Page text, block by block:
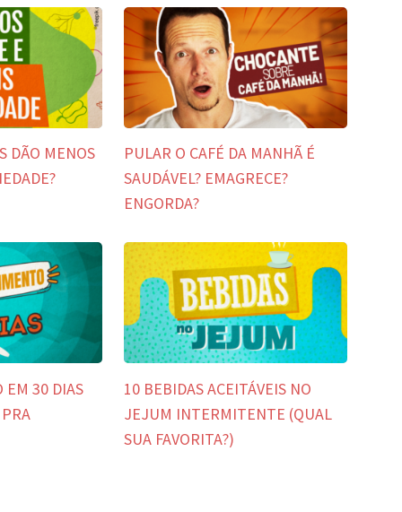
DÃO MENOS
PULAR O CAFÉ DA MANHÃ É
SAUDÁVEL? EMAGRECE?
ENGORDA?
EM 30 DIAS
10 BEBIDAS ACEITÁVEIS NO
JEJUM INTERMITENTE (QUAL
SUA FAVORITA?)